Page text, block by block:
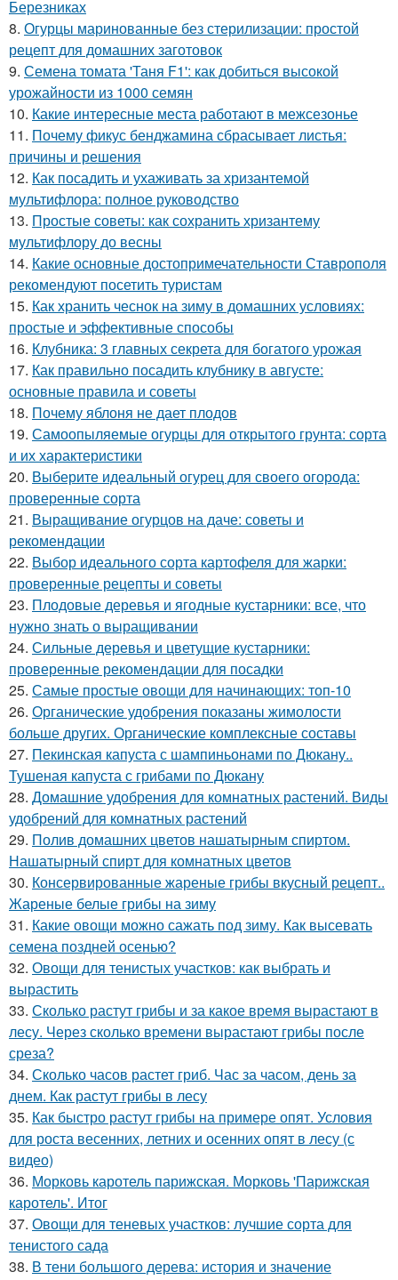
Березниках
8. Огурцы маринованные без стерилизации: простой
рецепт для домашних заготовок
9. Семена томата 'Таня F1': как добиться высокой
урожайности из 1000 семян
10. Какие интересные места работают в межсезонье
11. Почему фикус бенджамина сбрасывает листья:
причины и решения
12. Как посадить и ухаживать за хризантемой
мультифлора: полное руководство
13. Простые советы: как сохранить хризантему
мультифлору до весны
14. Какие основные достопримечательности Ставрополя
рекомендуют посетить туристам
15. Как хранить чеснок на зиму в домашних условиях:
простые и эффективные способы
16. Клубника: 3 главных секрета для богатого урожая
17. Как правильно посадить клубнику в августе:
основные правила и советы
18. Почему яблоня не дает плодов
19. Самоопыляемые огурцы для открытого грунта: сорта
и их характеристики
20. Выберите идеальный огурец для своего огорода:
проверенные сорта
21. Выращивание огурцов на даче: советы и
рекомендации
22. Выбор идеального сорта картофеля для жарки:
проверенные рецепты и советы
23. Плодовые деревья и ягодные кустарники: все, что
нужно знать о выращивании
24. Сильные деревья и цветущие кустарники:
проверенные рекомендации для посадки
25. Самые простые овощи для начинающих: топ-10
26. Органические удобрения показаны жимолости
больше других. Органические комплексные составы
27. Пекинская капуста с шампиньонами по Дюкану..
Тушеная капуста с грибами по Дюкану
28. Домашние удобрения для комнатных растений. Виды
удобрений для комнатных растений
29. Полив домашних цветов нашатырным спиртом.
Нашатырный спирт для комнатных цветов
30. Консервированные жареные грибы вкусный рецепт..
Жареные белые грибы на зиму
31. Какие овощи можно сажать под зиму. Как высевать
семена поздней осенью?
32. Овощи для тенистых участков: как выбрать и
вырастить
33. Сколько растут грибы и за какое время вырастают в
лесу. Через сколько времени вырастают грибы после
среза?
34. Сколько часов растет гриб. Час за часом, день за
днем. Как растут грибы в лесу
35. Как быстро растут грибы на примере опят. Условия
для роста весенних, летних и осенних опят в лесу (с
видео)
36. Морковь каротель парижская. Морковь 'Парижская
каротель'. Итог
37. Овощи для теневых участков: лучшие сорта для
тенистого сада
38. В тени большого дерева: история и значение